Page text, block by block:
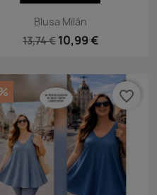
Vista rápida
Blusa Milán
13,74 € 10,99 €
favorite_border